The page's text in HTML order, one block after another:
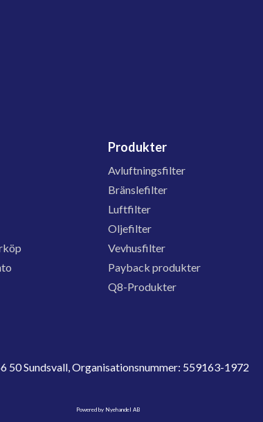
Produkter
Avluftningsfilter
Bränslefilter
Luftfilter
Oljefilter
Vevhusfilter
Payback produkter
Q8-Produkter
50 Sundsvall, Organisationsnummer: 559163-1972
Powered by Nyehandel AB